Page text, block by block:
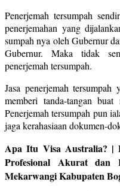
Penerjemah tersumpah
penerjemahan yang
sumpah nya oleh Gubernur
Gubernur. Maka tidak
penerjemah tersumpah.
Jasa penerjemah
memberi tanda-tangan
Penerjemah tersumpah pun
jaga kerahasiaan dokumen-
Apa Itu Visa Australia? |
Profesional Akurat
Mekarwangi Kabupaten